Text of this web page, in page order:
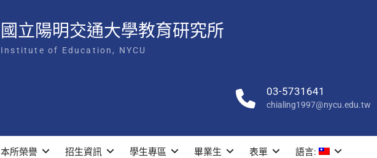
國立陽明交通大學教育研究所
Institute of Education, NYCU
03-5731641
chialing1997@nycu.edu.tw
本所榮譽 招生資訊 學生專區 畢業生 表單 語言: